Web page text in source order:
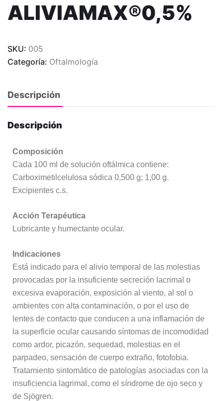
ALIVIAMAX®0,5%
SKU: 005
Categoría: Oftalmología
Descripción
Descripción
Composición
Cada 100 ml de solución oftálmica contiene:
Carboximetilcelulosa sódica 0,500 g; 1,00 g.
Excipientes c.s.
Acción Terapéutica
Lubricante y humectante ocular.
Indicaciones
Está indicado para el alivio temporal de las molestias
provocadas por la insuficiente secreción lacrimal o
excesiva evaporación, exposición al viento, al sol o
ambientes con alta contaminación, o por el uso de
lentes de contacto que conducen a una inflamación de
la superficie ocular causando síntomas de incomodidad
como ardor, picazón, sequedad, molestias en el
parpadeo, sensación de cuerpo extraño, fotofobia.
Tratamiento sintomático de patologías asociadas con la
insuficiencia lagrimal, como el síndrome de ojo seco y
de Sjögren.